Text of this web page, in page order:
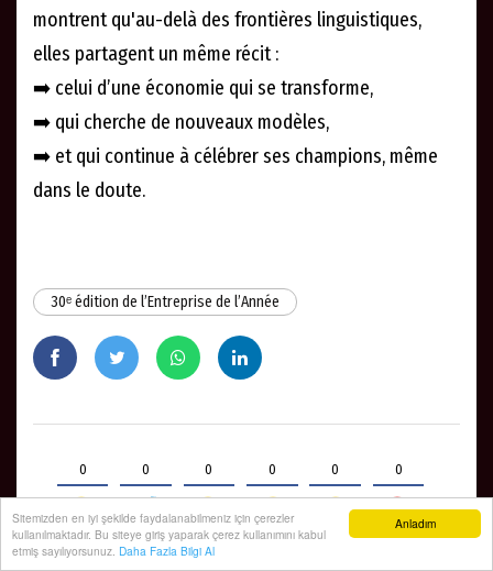
Anladım
Sitemizden en iyi şekilde faydalanabilmeniz için çerezler
kullanılmaktadır. Bu siteye giriş yaparak çerez kullanımını kabul
etmiş sayılıyorsunuz. Daha Fazla Bilgi Al
montrent qu'au-delà des frontières linguistiques,
elles partagent un même récit :
➡️ celui d’une économie qui se transforme,
➡️ qui cherche de nouveaux modèles,
➡️ et qui continue à célébrer ses champions, même
dans le doute.
30ᵉ édition de l’Entreprise de l’Année
0 0 0 0 0 0